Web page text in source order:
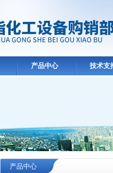
产品中心 技术支
产品中心